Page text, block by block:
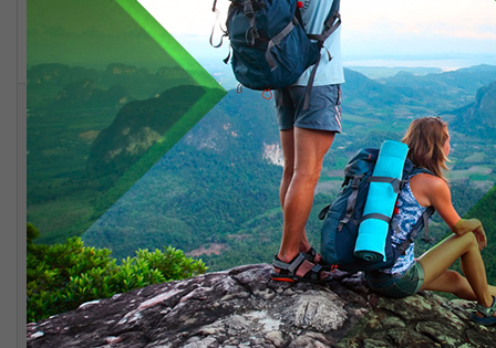
Размещение в гостинице «Арыстан Баба»
Завтрак
Выезд в Туркестан
в историко-архитектурный комплекс
«Азрет-султан» в мавзолей Х.А.Яссави
посещение городища Туркестан,
Некрополя, фрагмента крепостной стены
цитадели с воротами, восточной бани,
подземная мечеть Хильвет.
покупка сувениров.
Обед в г. Туркестан